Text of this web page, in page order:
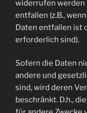
widerrufen werden
entfallen (z.B.,
Daten entfallen ist
erforderlich sind).
Sofern die Daten
andere und
sind, wird deren
beschränkt. D.h.,